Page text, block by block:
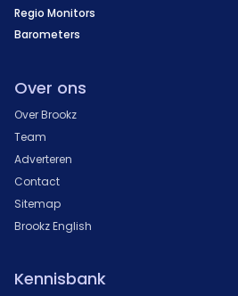
Regio Monitors
Barometers
Over ons
Over Brookz
Team
Adverteren
Contact
Sitemap
Brookz English
Kennisbank